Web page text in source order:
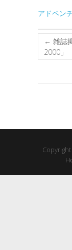
アドベン
← 雑誌
2000」